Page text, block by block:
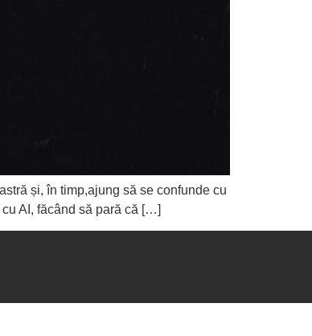
și, în timp,ajung să se confunde cu
AI, făcând să pară că […]